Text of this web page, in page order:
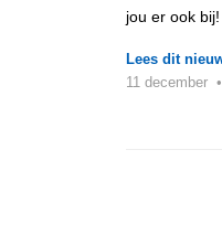
jou er ook
Lees dit
11 december •